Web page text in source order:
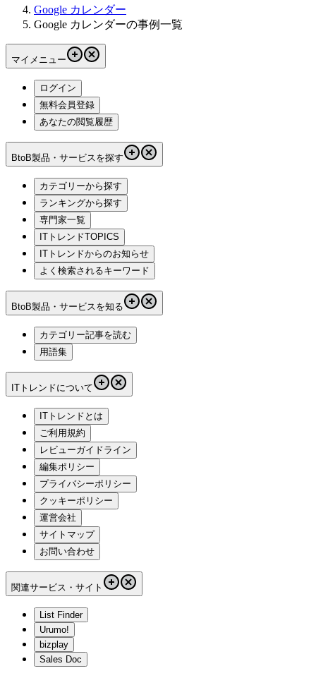
Google カレンダー
Google カレンダーの事例一覧
マイメニュー
ログイン
無料会員登録
あなたの閲覧履歴
BtoB製品・サービスを探す
カテゴリーから探す
ランキングから探す
専門家一覧
ITトレンドTOPICS
ITトレンドからのお知らせ
よく検索されるキーワード
BtoB製品・サービスを知る
カテゴリー記事を読む
用語集
ITトレンドについて
ITトレンドとは
ご利用規約
レビューガイドライン
編集ポリシー
プライバシーポリシー
クッキーポリシー
運営会社
サイトマップ
お問い合わせ
関連サービス・サイト
List Finder
Urumo!
bizplay
Sales Doc